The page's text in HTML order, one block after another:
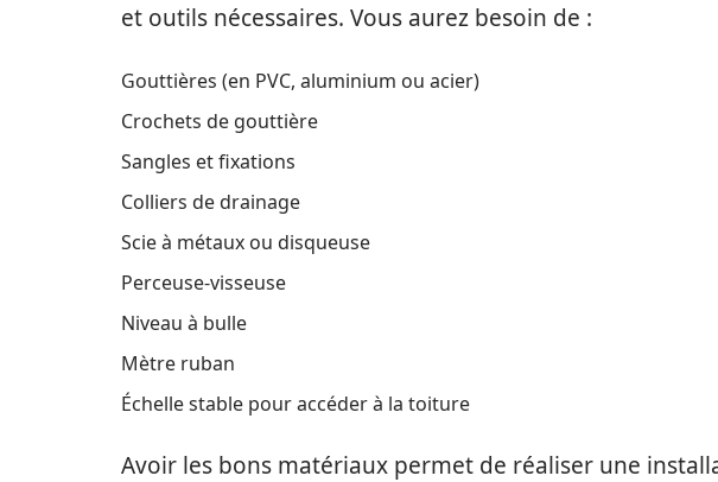
et outils nécessaires. Vous aurez besoin de :
Gouttières (en PVC, aluminium ou acier)
Crochets de gouttière
Sangles et fixations
Colliers de drainage
Scie à métaux ou disqueuse
Perceuse-visseuse
Niveau à bulle
Mètre ruban
Échelle stable pour accéder à la toiture
Avoir les bons matériaux permet de réaliser une